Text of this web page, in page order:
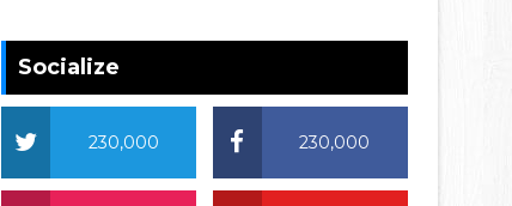
Socialize
230,000
230,000